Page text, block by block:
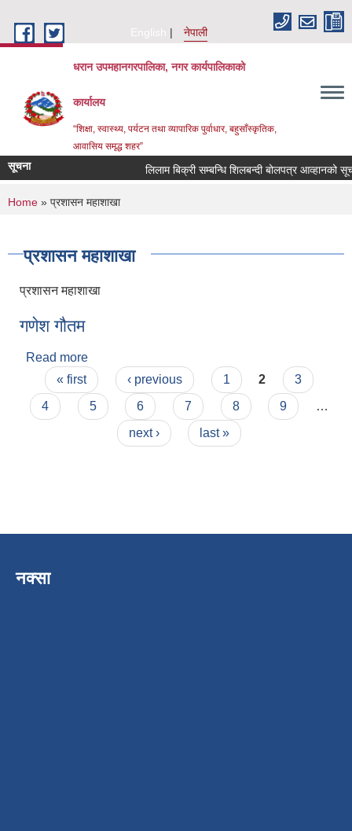
English
नेपाली
धरान उपमहानगरपालिका, नगर कार्यपालिकाको
कार्यालय
“शिक्षा, स्वास्थ्य, पर्यटन तथा व्यापारिक पुर्वाधार, बहुसाँस्कृतिक,
आवासिय समृद्ध शहर”
सूचना लिलाम बिक्री सम्बन्धि शिलबन्दी बोलपत्र
You are here
Home » प्रशासन महाशाखा
प्रशासन महाशाखा
प्रशासन महाशाखा
गणेश गौतम
Read more
Pages
« first ‹ previous 1 2
3
4
5 6 7 8 9
…
next ›
last »
नक्सा